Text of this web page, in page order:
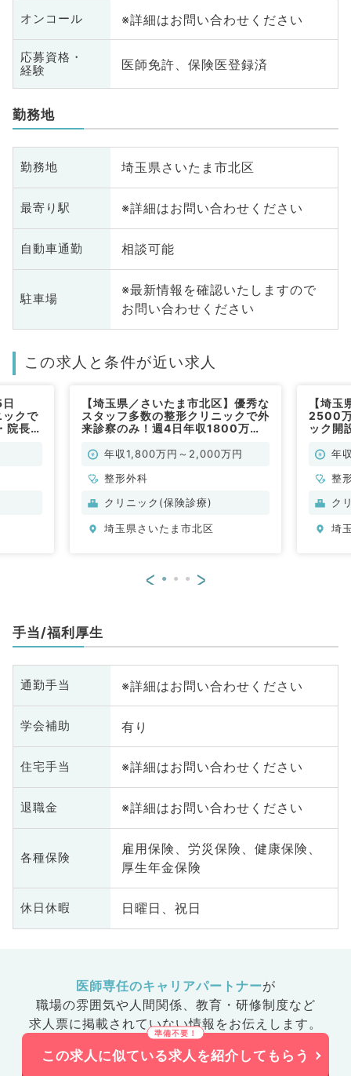
オンコール ※詳細はお問い合わせください
応募資格・
経験
医師免許、保険医登録済
勤務地
勤務地 埼玉県さいたま市北区
最寄り駅 ※詳細はお問い合わせください
自動車通勤 相談可能
駐車場
※最新情報を確認いたしますので
お問い合わせください
この求人と条件が近い求人
クで
院長と
【埼玉県／さいたま市北区】優秀な
スタッフ多数の整形クリニックで外
来診察のみ！週4日年収1800万円
の勤務も可！（整形外科／常勤）
年収1,800万円～2,000万円
整形外科
クリニック(保険診療)
埼玉県さいたま市北区
【埼
2500
ック開
年
整
ク
埼
< >
手当/福利厚生
通勤手当 ※詳細はお問い合わせください
学会補助 有り
住宅手当 ※詳細はお問い合わせください
退職金 ※詳細はお問い合わせください
各種保険
雇用保険、労災保険、健康保険、
厚生年金保険
休日休暇 日曜日、祝日
医師専任のキャリアパートナーが
職場の雰囲気や人間関係、 教育・研修制度など
求人票に掲載されていない情報をお伝えします。
この求人に似ている求人を紹介してもらう